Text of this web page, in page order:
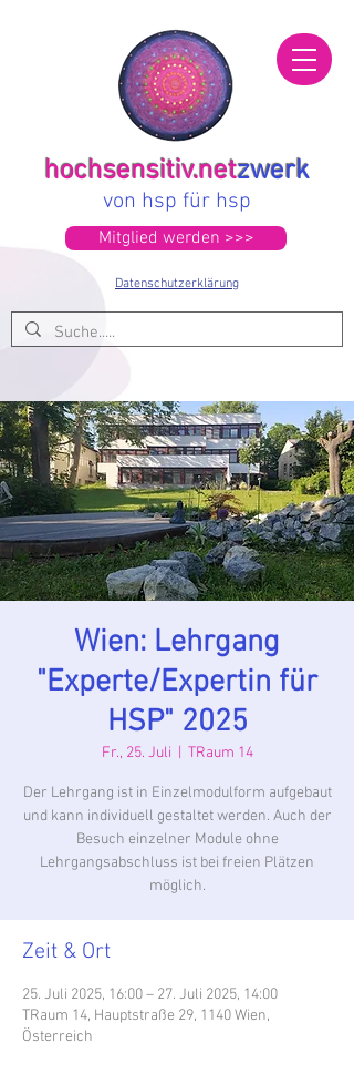
hochsensitiv.netzwerk
von hsp für hsp
Datenschutzerklärung
Mitglied werden >>>
Wien: Lehrgang
"Experte/Expertin für
HSP" 2025
Fr., 25. Juli TRaum 14
Der Lehrgang ist in Einzelmodulform aufgebaut
und kann individuell gestaltet werden. Auch der
Besuch einzelner Module ohne
Lehrgangsabschluss ist bei freien Plätzen
möglich.
Zeit & Ort
25. Juli 2025, 16:00 – 27. Juli 2025, 14:00
TRaum 14, Hauptstraße 29, 1140 Wien,
Österreich